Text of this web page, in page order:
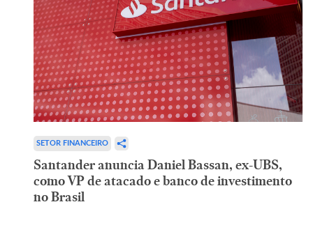
SETOR FINANCEIRO
Santander anuncia Daniel Bassan, ex-UBS,
como VP de atacado e banco de investimento
no Brasil